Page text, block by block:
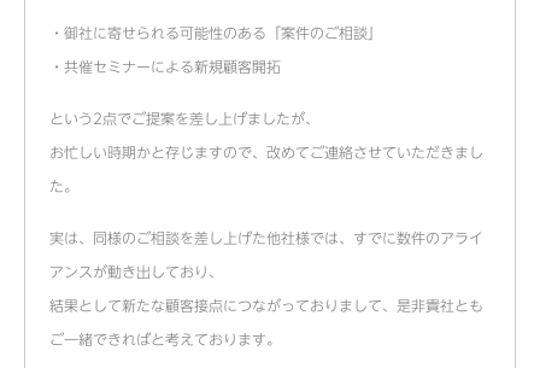
・御社に寄せられる可能性のある「案件のご相談」
・共催セミナーによる新規顧客開拓
という2点でご提案を差し上げましたが、
お忙しい時期かと存じますので、改めてご連絡させていただきまし
た。
実は、同様のご相談を差し上げた他社様では、すでに数件のアライ
アンスが動き出しており、
結果として新たな顧客接点につながっておりまして、是非貴社とも
ご一緒できればと考えております。